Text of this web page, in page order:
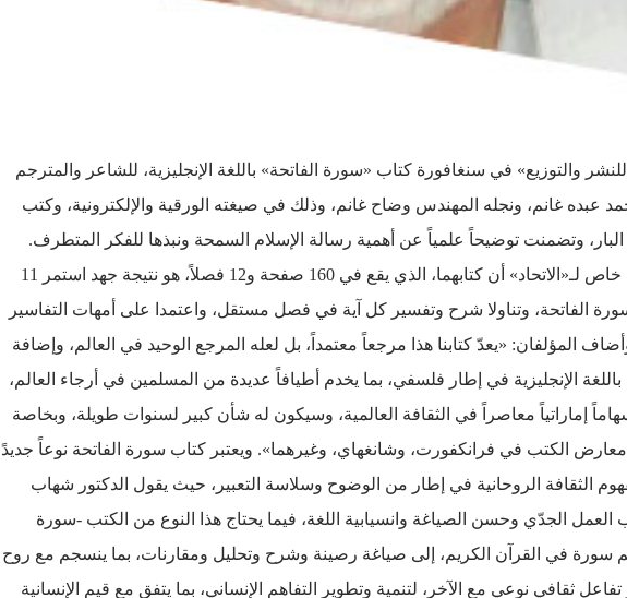
والتوزيع» في سنغافورة كتاب «سورة الفاتحة» باللغة الإنجليزية، للشاعر والمترجم
عبده غانم، ونجله المهندس وضاح غانم، وذلك في صيغته الورقية والإلكترونية، وكتب
وتضمنت توضيحاً علمياً عن أهمية رسالة الإسلام السمحة ونبذها للفكر المتطرف.
وأوضح المؤلفان في حديث خاص لـ«الاتحاد» أن كتابهما، الذي يقع في 160 صفحة و12 فصلاً، هو نتيجة جهد استمر 11
الفاتحة، وتناولا شرح وتفسير كل آية في فصل مستقل، واعتمدا على أمهات التفاسير
المؤلفان: «يعدّ كتابنا هذا مرجعاً معتمداً، بل لعله المرجع الوحيد في العالم، وإضافة
الإنجليزية في إطار فلسفي، بما يخدم أطيافاً عديدة من المسلمين في أرجاء العالم،
إماراتياً معاصراً في الثقافة العالمية، وسيكون له شأن كبير لسنوات طويلة، وبخاصة
الكتب في فرانكفورت، وشانغهاي، وغيرهما». ويعتبر كتاب سورة الفاتحة نوعاً جديدًا
الثقافة الروحانية في إطار من الوضوح وسلاسة التعبير، حيث يقول الدكتور شهاب
العمل الجدّي وحسن الصياغة وانسيابية اللغة، فيما يحتاج هذا النوع من الكتب -سورة
سورة في القرآن الكريم، إلى صياغة رصينة وشرح وتحليل ومقارنات، بما ينسجم مع روح
ثقافي نوعي مع الآخر، لتنمية وتطوير التفاهم الإنساني، بما يتفق مع قيم الإنسانية